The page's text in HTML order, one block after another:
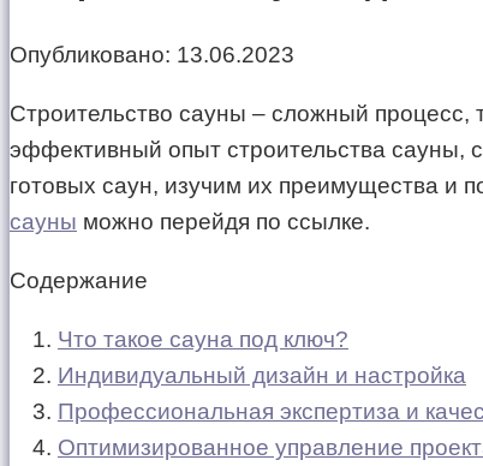
Опубликовано: 13.06.2023
Строительство сауны – сложный процесс,
эффективный опыт строительства сауны,
готовых саун, изучим их преимущества и
сауны можно перейдя по ссылке.
Содержание
Что такое сауна под ключ?
Индивидуальный дизайн и настройка
Профессиональная экспертиза и
Оптимизированное управление